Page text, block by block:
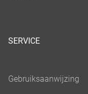
SERVICE